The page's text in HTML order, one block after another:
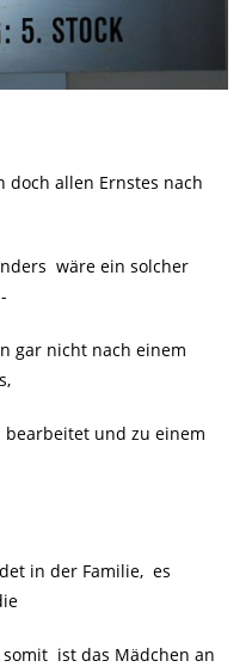
doch allen Ernstes nach
wäre ein solcher
gar nicht nach einem
bearbeitet und zu einem
in der Familie, es
ist das Mädchen an